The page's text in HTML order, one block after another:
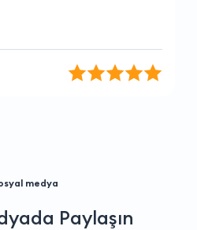
teşekkürler
medya
Paylaşın